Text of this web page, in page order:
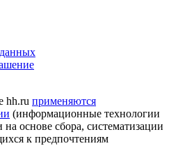
hh.ru применяются
(информационные технологии
основе сбора, систематизации
к предпочтениям